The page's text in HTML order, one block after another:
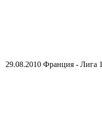
29.08.2010 Франция - Лига 1